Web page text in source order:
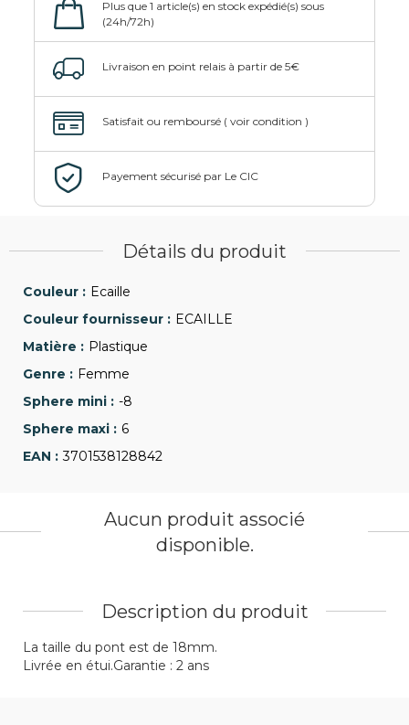
Détails du produit
Ecaille
ECAILLE
Plastique
Femme
-8
6
3701538128842
Description du produit
La taille du pont est de 18mm.
Livrée en étui.Garantie : 2 ans
Aucun produit associé
disponible.